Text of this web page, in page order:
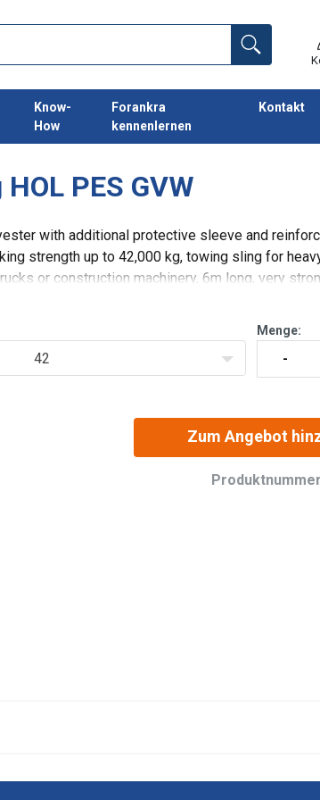
Know-
How
Forankra
kennenlernen
Kontakt
Fortfahren
PES GVW
with additional protective sleeve and
strength up to 42,000 kg, towing sling for
or construction machinery, 6m long, very
42
Menge:
Zum Angebot
POLISH
naszego ruchu. Udostępniamy